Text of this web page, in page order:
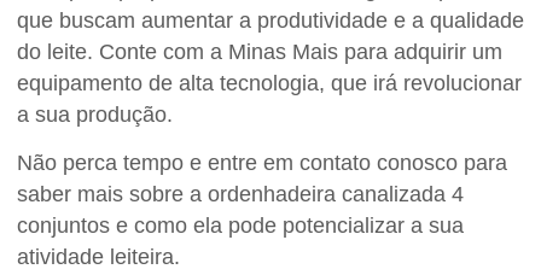
que buscam aumentar a produtividade e a qualidade
do leite. Conte com a Minas Mais para adquirir um
equipamento de alta tecnologia, que irá revolucionar
a sua produção.
Não perca tempo e entre em contato conosco para
saber mais sobre a ordenhadeira canalizada 4
conjuntos e como ela pode potencializar a sua
atividade leiteira.